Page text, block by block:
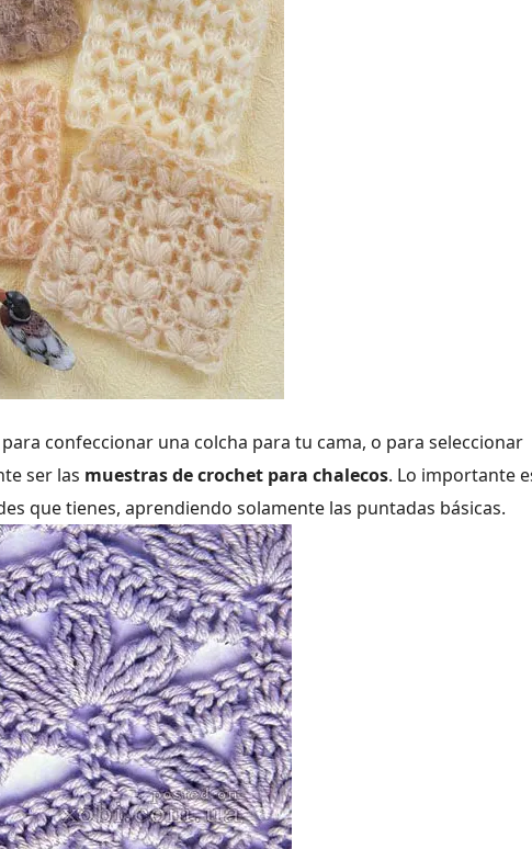
confeccionar una colcha para tu cama, o para seleccionar
ser las muestras de crochet para chalecos. Lo importante
que tienes, aprendiendo solamente las puntadas básicas.